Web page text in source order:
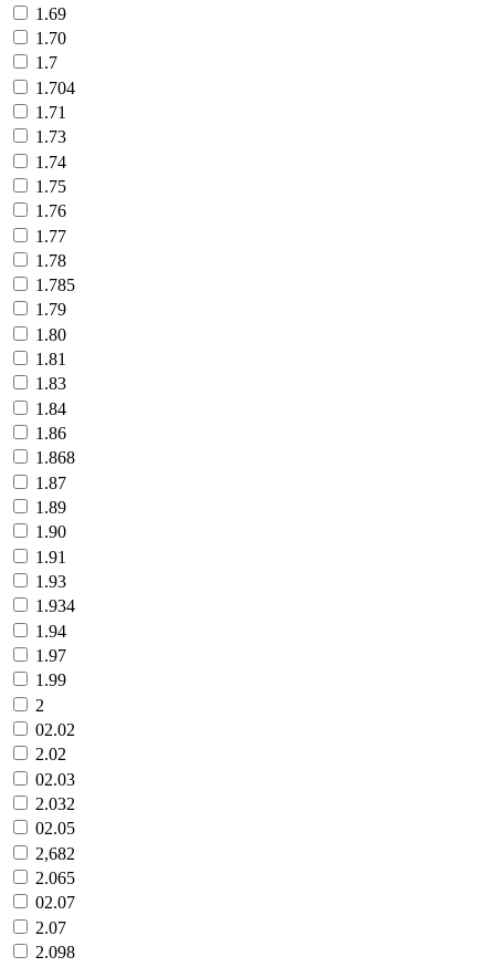
1.69
1.70
1.7
1.704
1.71
1.73
1.74
1.75
1.76
1.77
1.78
1.785
1.79
1.80
1.81
1.83
1.84
1.86
1.868
1.87
1.89
1.90
1.91
1.93
1.934
1.94
1.97
1.99
2
02.02
2.02
02.03
2.032
02.05
2,682
2.065
02.07
2.07
2.098